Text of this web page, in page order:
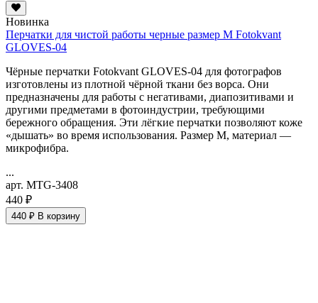
Новинка
Перчатки для чистой работы черные размер M Fotokvant
GLOVES-04
Чёрные перчатки Fotokvant GLOVES-04 для фотографов
изготовлены из плотной чёрной ткани без ворса. Они
предназначены для работы с негативами, диапозитивами и
другими предметами в фотоиндустрии, требующими
бережного обращения. Эти лёгкие перчатки позволяют коже
«дышать» во время использования. Размер M, материал —
микрофибра.
...
арт. MTG-3408
440 ₽
440 ₽ В корзину